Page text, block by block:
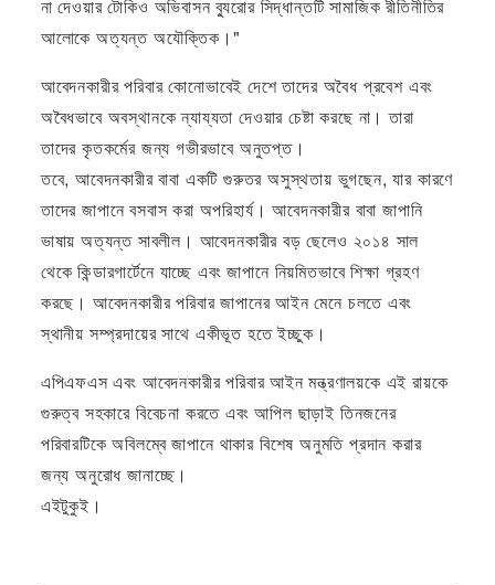
না দেওয়ার টোকিও অভিবাসন ব্যুরোর সিদ্ধান্তটি সামাজিক রীতিনীতির
আলোকে অত্যন্ত অযৌক্তিক।"
আবেদনকারীর পরিবার কোনোভাবেই দেশে তাদের অবৈধ প্রবেশ এবং
অবৈধভাবে অবস্থানকে ন্যায্যতা দেওয়ার চেষ্টা করছে না। তারা
তাদের কৃতকর্মের জন্য গভীরভাবে অনুতপ্ত।
তবে, আবেদনকারীর বাবা একটি গুরুতর অসুস্থতায় ভুগছেন, যার কারণে
তাদের জাপানে বসবাস করা অপরিহার্য। আবেদনকারীর বাবা জাপানি
ভাষায় অত্যন্ত সাবলীল। আবেদনকারীর বড় ছেলেও ২০১৪ সাল
থেকে কিন্ডারগার্টেনে যাচ্ছে এবং জাপানে নিয়মিতভাবে শিক্ষা গ্রহণ
করছে। আবেদনকারীর পরিবার জাপানের আইন মেনে চলতে এবং
স্থানীয় সম্প্রদায়ের সাথে একীভূত হতে ইচ্ছুক।
এপিএফএস এবং আবেদনকারীর পরিবার আইন মন্ত্রণালয়কে এই রায়কে
গুরুত্ব সহকারে বিবেচনা করতে এবং আপিল ছাড়াই তিনজনের
পরিবারটিকে অবিলম্বে জাপানে থাকার বিশেষ অনুমতি প্রদান করার
জন্য অনুরোধ জানাচ্ছে।
এইটুকুই।